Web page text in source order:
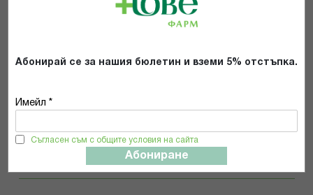
Абонирай се за нашия бюлетин и вземи 5% отстъпка.
Имейл *
Съгласен съм с общите условия на сайта
Абониране
поверителност
ИЗПРАТИ
Популярни в тази категория